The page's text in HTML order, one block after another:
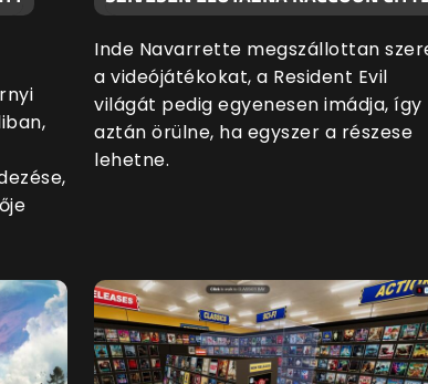
Inde Navarrette megszállottan
a videójátékokat, a Resident Evil
világát pedig egyenesen imádja, így
aztán örülne, ha egyszer a részese
lehetne.